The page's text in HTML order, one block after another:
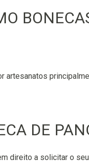
artesanatos
DE
direito a solicitar o